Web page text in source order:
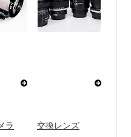
ラ 交換レンズ